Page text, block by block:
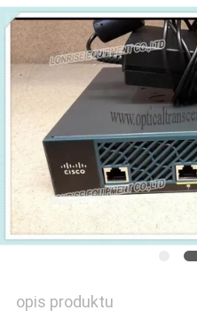
SITEMAP
POLITYKA
PRYWATNOŚCI
opis produktu